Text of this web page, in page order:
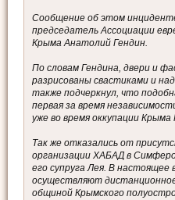
Сообщение об этом
председатель Ассоциации
Крыма Анатолий Гендин.
По словам Гендина, двери и
разрисованы свастиками и
также подчеркнул, что
первая за время
уже во время оккупации Крыма
Так же отказались от
организации ХАБАД в
его супруга Лея. В настоящее
осуществляют
общиной Крымского